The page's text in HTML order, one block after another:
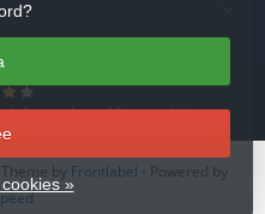
Lees 11 beoordelingen
»
by Frontlabel - Powered by